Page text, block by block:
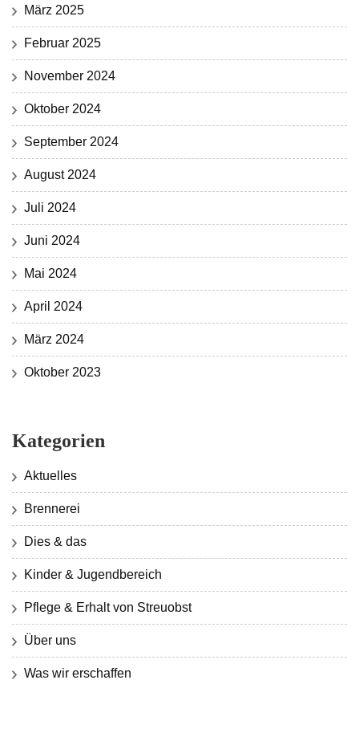
März 2025
Februar 2025
November 2024
Oktober 2024
September 2024
August 2024
Juli 2024
Juni 2024
Mai 2024
April 2024
März 2024
Oktober 2023
Kategorien
Aktuelles
Brennerei
Dies & das
Kinder & Jugendbereich
Pflege & Erhalt von Streuobst
Über uns
Was wir erschaffen